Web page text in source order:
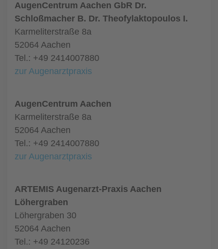
AugenCentrum Aachen GbR Dr.
Schloßmacher B. Dr. Theofylaktopoulos I.
Karmeliterstraße 8a
52064 Aachen
Tel.: +49 2414007880
zur Augenarztpraxis
AugenCentrum Aachen
Karmeliterstraße 8a
52064 Aachen
Tel.: +49 2414007880
zur Augenarztpraxis
ARTEMIS Augenarzt-Praxis Aachen
Löhergraben
Löhergraben 30
52064 Aachen
Tel.: +49 24120236